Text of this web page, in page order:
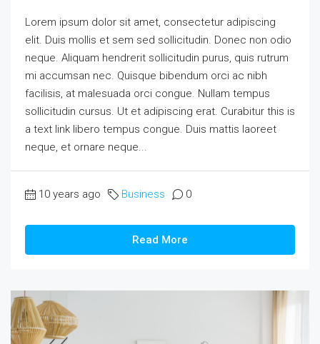
Lorem ipsum dolor sit amet, consectetur adipiscing
elit. Duis mollis et sem sed sollicitudin. Donec non odio
neque. Aliquam hendrerit sollicitudin purus, quis rutrum
mi accumsan nec. Quisque bibendum orci ac nibh
facilisis, at malesuada orci congue. Nullam tempus
sollicitudin cursus. Ut et adipiscing erat. Curabitur this is
a text link libero tempus congue. Duis mattis laoreet
neque, et ornare neque...
10 years ago Business 0
Read More